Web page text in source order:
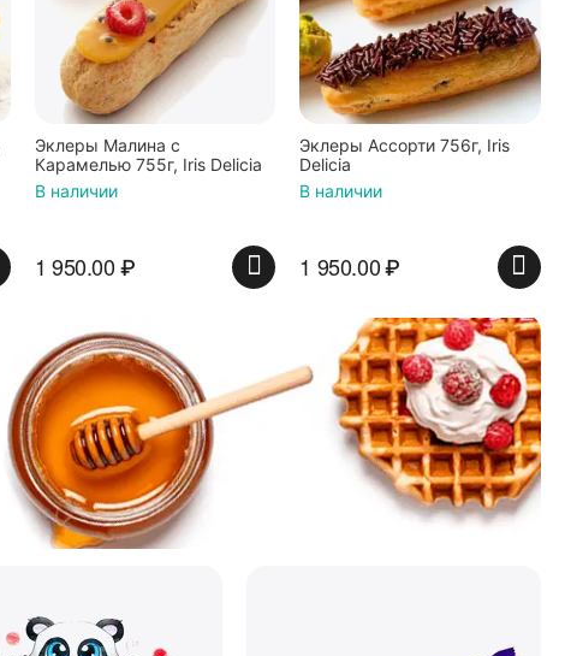
Эклеры Малина с
Карамелью 755г, Iris Delicia
В наличии
1 950.00₽
Эклеры Ассорти 756г, Iris
Delicia
В наличии
1 950.00₽